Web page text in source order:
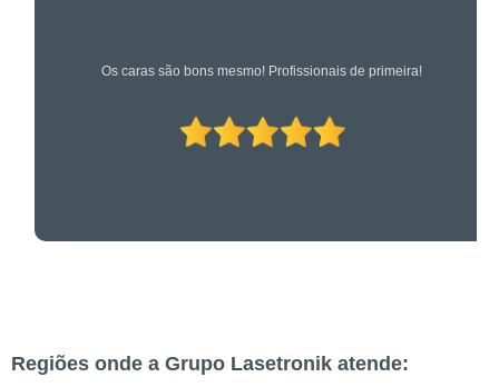
Os caras são bons mesmo! Profissionais de primeira!
Regiões onde a Grupo Lasetronik atende: